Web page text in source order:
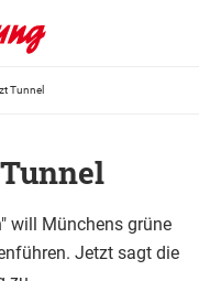
Tunnel
will Münchens grüne
Jetzt sagt die